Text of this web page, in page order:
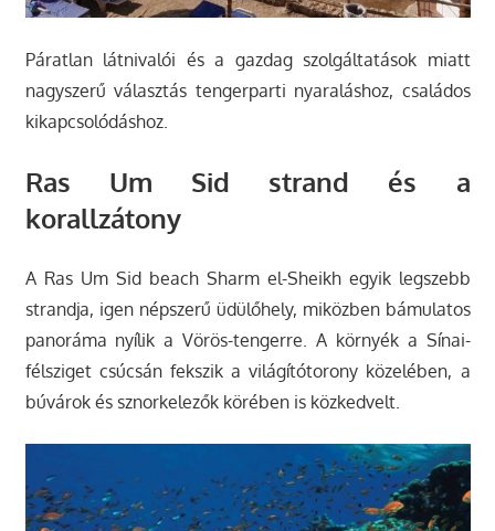
Páratlan látnivalói és a gazdag szolgáltatások miatt
nagyszerű választás tengerparti nyaraláshoz, családos
kikapcsolódáshoz.
Ras Um Sid strand és a
korallzátony
A Ras Um Sid beach Sharm el-Sheikh egyik legszebb
strandja, igen népszerű üdülőhely, miközben bámulatos
panoráma nyílik a Vörös-tengerre. A környék a Sínai-
félsziget csúcsán fekszik a világítótorony közelében, a
búvárok és sznorkelezők körében is közkedvelt.